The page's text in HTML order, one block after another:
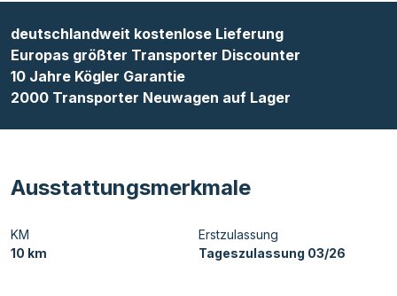
deutschlandweit kostenlose Lieferung
Europas größter Transporter Discounter
10 Jahre Kögler Garantie
2000 Transporter Neuwagen auf Lager
Ausstattungsmerkmale
KM
10 km
Erstzulassung
Tageszulassung 03/26